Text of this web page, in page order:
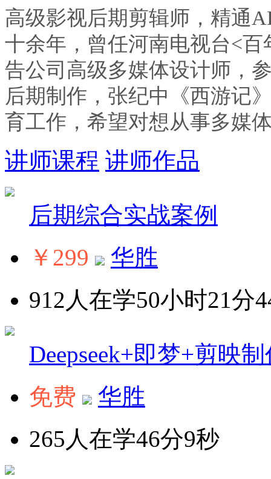
高级影视后期剪辑师，精通
十余年，曾任河南电视台<
告公司高级多媒体设计师，
后期制作，张纪中《西游记
育工作，希望对想从事多媒
讲师课程 讲师作品
后期综合实战案例
￥299
华胜
912人在学50小时21分
Deepseek+即梦+剪映
免费
华胜
265人在学46分9秒